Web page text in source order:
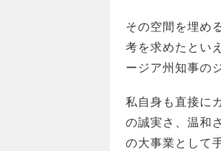
その空間を埋め
考を求めたとい
ージア州知事の
私自身も直接に
の誠実さ、温和
の大事業として